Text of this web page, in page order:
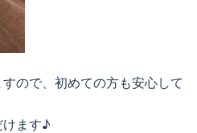
ので、初めての方も安心して
けます♪